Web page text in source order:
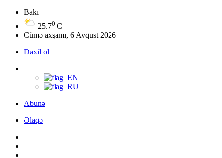
Bakı
25.70 C
Cümə axşamı, 6 Avqust 2026
Daxil ol
Abunə
Əlaqə